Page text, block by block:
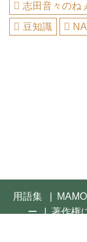
志田音々のね
豆知識
用語集
ー
著作権